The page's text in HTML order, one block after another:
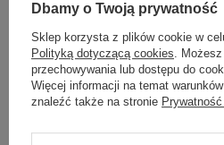
Szukasz produktu,
ofercie?
Dbamy o Twoją prywatność
Sklep korzysta z plików cookie w
Polityką dotyczącą cookies .
przechowywania lub dostępu do
Więcej informacji na temat
znaleźć także na stronie